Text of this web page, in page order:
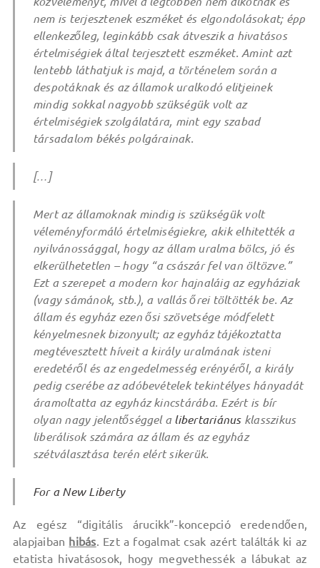
nem is terjesztenek eszméket és elgondolásokat; épp
ellenkezőleg, leginkább csak átveszik a hivatásos
értelmiségiek által terjesztett eszméket. Amint azt
lentebb láthatjuk is majd, a történelem során a
despotáknak és az államok uralkodó elitjeinek
mindig sokkal nagyobb szükségük volt az
értelmiségiek szolgálatára, mint egy szabad
társadalom békés polgárainak.
[…]
Mert az államoknak mindig is szükségük volt
véleményformáló értelmiségiekre, akik elhitették a
nyilvánossággal, hogy az állam uralma bölcs, jó és
elkerülhetetlen – hogy “a császár fel van öltözve.”
Ezt a szerepet a modern kor hajnaláig az egyháziak
(vagy sámánok, stb.), a vallás őrei töltötték be. Az
állam és egyház ezen ősi szövetsége módfelett
kényelmesnek bizonyult; az egyház tájékoztatta
megtévesztett híveit a király uralmának isteni
eredetéről és az engedelmesség erényéről, a király
pedig cserébe az adóbevételek tekintélyes hányadát
áramoltatta az egyház kincstárába. Ezért is bír
olyan nagy jelentőséggel a libertariánusklasszikus
liberálisok számára az állam és az egyház
szétválasztása terén elért sikerük.
For a New Liberty
Az egész “digitális árucikk”-koncepció eredendően,
alapjaiban hibás. Ezt a fogalmat csak azért találták ki az
etatista hivatásosok, hogy megvethessék a lábukat az